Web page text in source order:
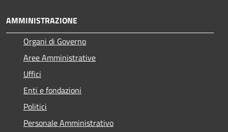
AMMINISTRAZIONE
Organi di Governo
Aree Amministrative
Uffici
Enti e fondazioni
Politici
Personale Amministrativo